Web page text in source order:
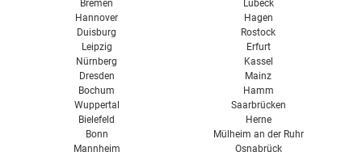
Bremen
Hannover
Duisburg
Leipzig
Nürnberg
Dresden
Bochum
Wuppertal
Bielefeld
Bonn
Mannheim
Lübeck
Hagen
Rostock
Erfurt
Kassel
Mainz
Hamm
Saarbrücken
Herne
Mülheim an der Ruhr
Osnabrück